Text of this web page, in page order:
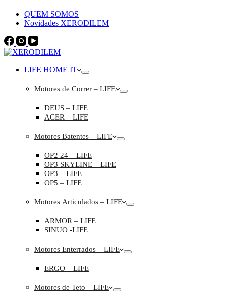
QUEM SOMOS
Novidades XERODILEM
LIFE HOME IT
Motores de Correr – LIFE
DEUS – LIFE
ACER – LIFE
Motores Batentes – LIFE
OP2 24 – LIFE
OP3 SKYLINE – LIFE
OP3 – LIFE
OP5 – LIFE
Motores Articulados – LIFE
ARMOR – LIFE
SINUO -LIFE
Motores Enterrados – LIFE
ERGO – LIFE
Motores de Teto – LIFE